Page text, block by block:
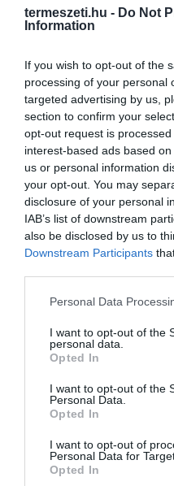
termeszeti.hu - Do Not
Information
If you wish to opt-out of the
processing of your personal
targeted advertising by us,
section to confirm your
opt-out request is
interest-based ads based
us or personal information
your opt-out. You may
disclosure of your personal
IAB’s list of downstream
also be disclosed by us to
Downstream Participants
Please note that this
not limited to your visit or
grant or deny consent to
use your data for below
consent section.
Personal Data
I want to opt-out of the
personal data.
Opted In
I want to opt-out of the
Personal Data.
Opted In
I want to opt-out of
Personal Data for
Opted In
ITT AZ ÚJ KIHÍVÁS:
4 OKOT MONDUNK,
HASONLÓ ÉRDEKESSÉGEK
A KOALA EVOLÚCIÓS MÚLTJA
SOKKAL DRÁMAIBB, MINT A